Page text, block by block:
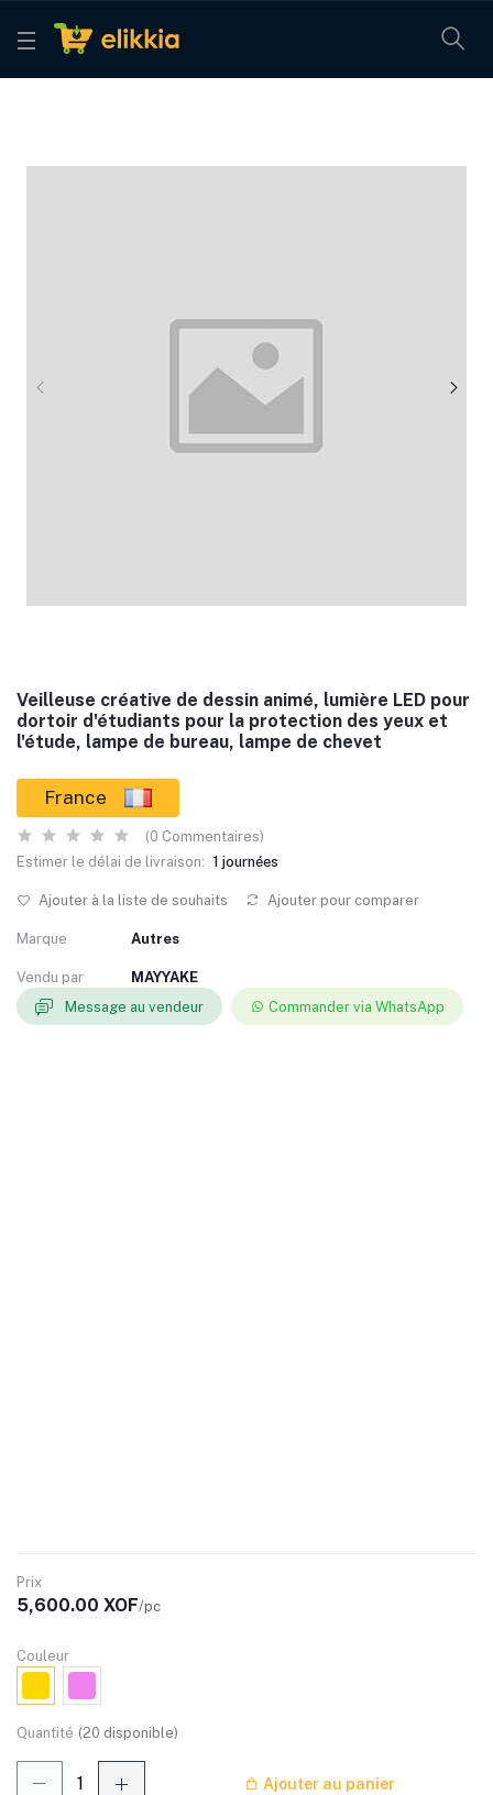
Veilleuse créative de dessin animé, lumière LED pour
dortoir d'étudiants pour la protection des yeux et
l'étude, lampe de bureau, lampe de chevet
France
(0 Commentaires)
Estimer le délai de livraison: 1 journées
Ajouter à la liste de souhaits Ajouter pour comparer
Marque Autres
Vendu par
MAYYAKE
Message au vendeur
Commander via WhatsApp
Prix
5,600.00 XOF/pc
Couleur
Quantité (20 disponible)
Ajouter au panier